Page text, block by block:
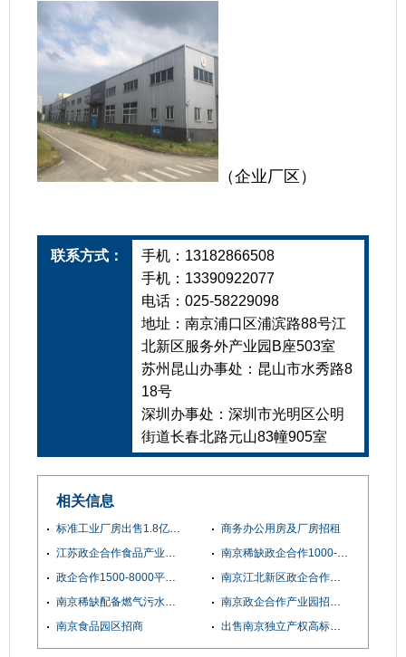
（企业厂区）
联系方式：
手机：13182866508
手机：13390922077
电话：025-58229098
地址：南京浦口区浦滨路88号江
北新区服务外产业园B座503室
苏州昆山办事处：昆山市水秀路8
18号
深圳办事处：深圳市光明区公明
街道长春北路元山83幢905室
相关信息
商务办公用房及厂房招租
南京食品园区招商